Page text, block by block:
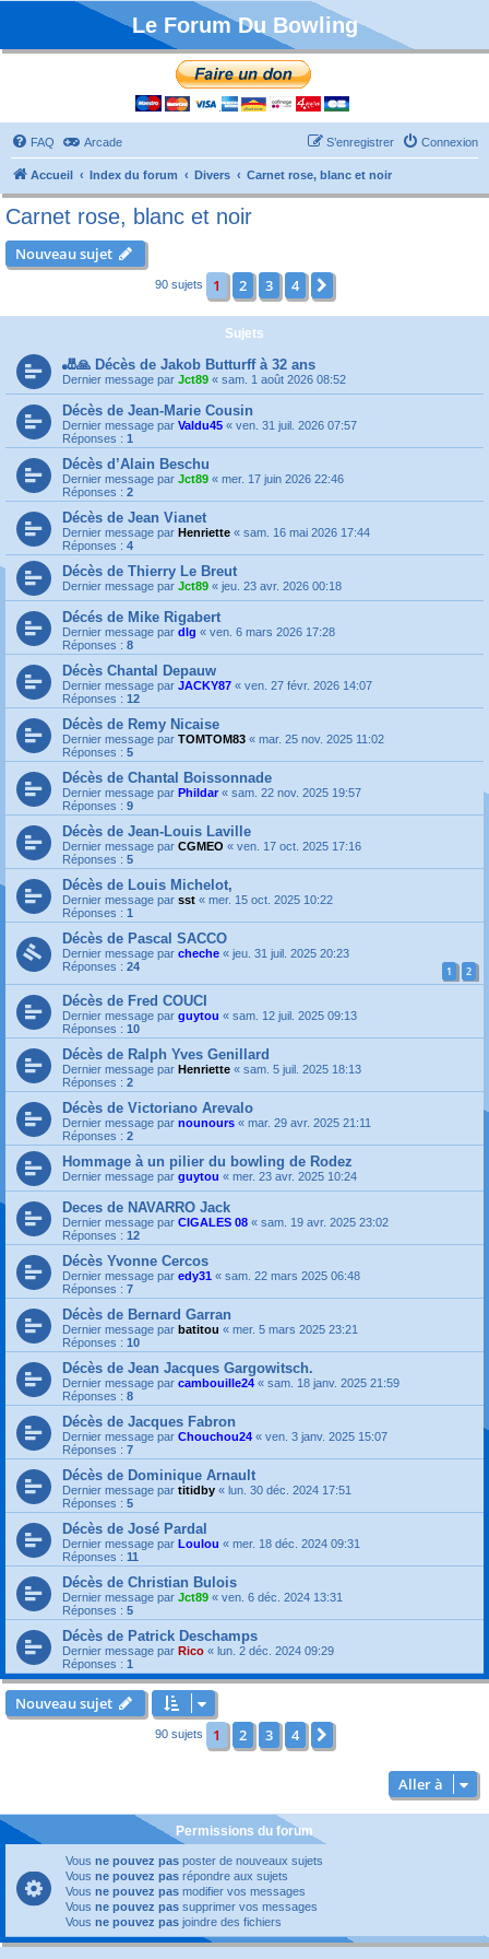
Le Forum Du Bowling
FAQ Arcade Connexion
S’enregistrer
Accueil Index du forum Divers Carnet rose, blanc et noir
Carnet rose, blanc et noir
Nouveau sujet
90 sujets 1 2 3 4
Sujets
🎳🙏 Décès de Jakob Butturff à 32 ans
Dernier message par Jct89 « sam. 1 août 2026 08:52
Décès de Jean-Marie Cousin
Dernier message par Valdu45 « ven. 31 juil. 2026 07:57
Réponses : 1
Décès d’Alain Beschu
Dernier message par Jct89 « mer. 17 juin 2026 22:46
Réponses : 2
Décès de Jean Vianet
Dernier message par Henriette « sam. 16 mai 2026 17:44
Réponses : 4
Décès de Thierry Le Breut
Dernier message par Jct89 « jeu. 23 avr. 2026 00:18
Décés de Mike Rigabert
Dernier message par dlg « ven. 6 mars 2026 17:28
Réponses : 8
Décès Chantal Depauw
Dernier message par JACKY87 « ven. 27 févr. 2026 14:07
Réponses : 12
Décès de Remy Nicaise
Dernier message par TOMTOM83 « mar. 25 nov. 2025 11:02
Réponses : 5
Décès de Chantal Boissonnade
Dernier message par Phildar « sam. 22 nov. 2025 19:57
Réponses : 9
Décès de Jean-Louis Laville
Dernier message par CGMEO « ven. 17 oct. 2025 17:16
Réponses : 5
Décès de Louis Michelot,
Dernier message par sst « mer. 15 oct. 2025 10:22
Réponses : 1
Décès de Pascal SACCO
Dernier message par cheche « jeu. 31 juil. 2025 20:23
Réponses : 24 1 2
Décès de Fred COUCI
Dernier message par guytou « sam. 12 juil. 2025 09:13
Réponses : 10
Décès de Ralph Yves Genillard
Dernier message par Henriette « sam. 5 juil. 2025 18:13
Réponses : 2
Décès de Victoriano Arevalo
Dernier message par nounours « mar. 29 avr. 2025 21:11
Réponses : 2
Hommage à un pilier du bowling de Rodez
Dernier message par guytou « mer. 23 avr. 2025 10:24
Deces de NAVARRO Jack
Dernier message par CIGALES 08 « sam. 19 avr. 2025 23:02
Réponses : 12
Décès Yvonne Cercos
Dernier message par edy31 « sam. 22 mars 2025 06:48
Réponses : 7
Décès de Bernard Garran
Dernier message par batitou « mer. 5 mars 2025 23:21
Réponses : 10
Décès de Jean Jacques Gargowitsch.
Dernier message par cambouille24 « sam. 18 janv. 2025 21:59
Réponses : 8
Décès de Jacques Fabron
Dernier message par Chouchou24 « ven. 3 janv. 2025 15:07
Réponses : 7
Décès de Dominique Arnault
Dernier message par titidby « lun. 30 déc. 2024 17:51
Réponses : 5
Décès de José Pardal
Dernier message par Loulou « mer. 18 déc. 2024 09:31
Réponses : 11
Décès de Christian Bulois
Dernier message par Jct89 « ven. 6 déc. 2024 13:31
Réponses : 5
Décès de Patrick Deschamps
Dernier message par Rico « lun. 2 déc. 2024 09:29
Réponses : 1
Nouveau sujet
90 sujets 1 2 3 4
Aller à
Permissions du forum
Vous ne pouvez pas poster de nouveaux sujets
Vous ne pouvez pas répondre aux sujets
Vous ne pouvez pas modifier vos messages
Vous ne pouvez pas supprimer vos messages
Vous ne pouvez pas joindre des fichiers